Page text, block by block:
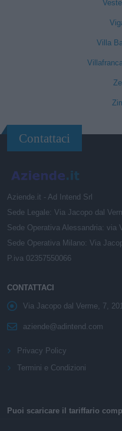
Villa
Contattaci
Aziende.it - Ad Intend Srl
Sede Legale: Via Jacopo dal
Sede Operativa Alessandria: via
Sede Operativa Milano: Via
P.iva 02357550066
CONTATTACI
Via Jacopo dal Verme, 7,
aziende@adintend.com
Privacy Policy
Termini e Condizioni
Puoi scaricare il tariffario